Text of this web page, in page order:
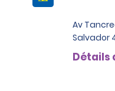
Av
Salvador
Détails